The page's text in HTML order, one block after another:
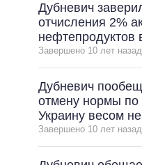
Дубневич
отчисления 2%
Завершено 10 лет назад
Дубневич
отмену нормы по
Украину весом
Завершено 10 лет назад